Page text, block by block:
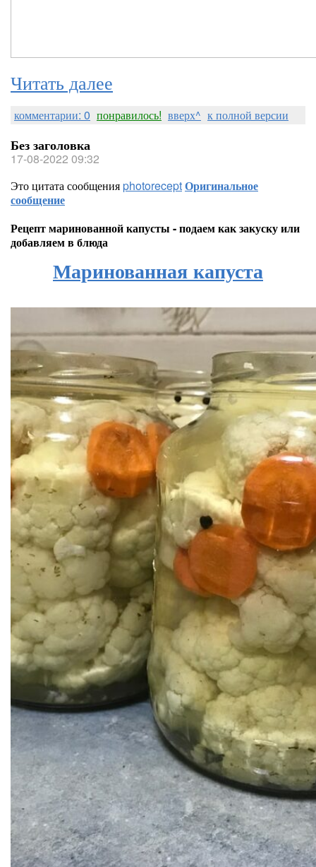
Читать далее
комментарии: 0 понравилось! вверх^ к полной версии
Без заголовка
17-08-2022 09:32
Это цитата сообщенияphotoreceptОригинальное
сообщение
Рецепт маринованной капусты - подаем как закуску или
добавляем в блюда
Маринованная капуста